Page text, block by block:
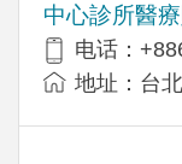
中心診所醫
电话：
地址：台